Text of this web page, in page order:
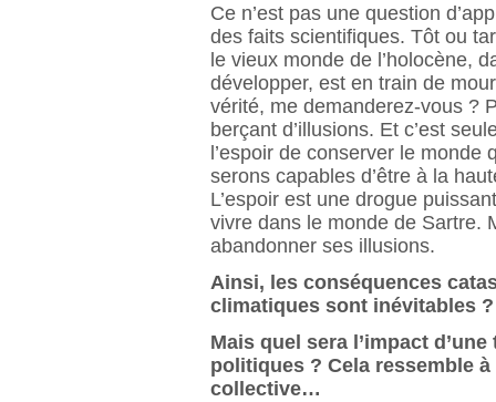
Ce n’est pas une question
des faits scientifiques. Tôt ou
le vieux monde de l’holocène,
développer, est en train de
vérité, me demanderez-vous ?
berçant d’illusions. Et c’est
l’espoir de conserver le
serons capables d’être à la
L’espoir est une drogue
vivre dans le monde de Sartre.
abandonner ses illusions.
Ainsi, les conséquences
climatiques sont inévitables ?
Mais quel sera l’impact
politiques ? Cela ressemble
collective…